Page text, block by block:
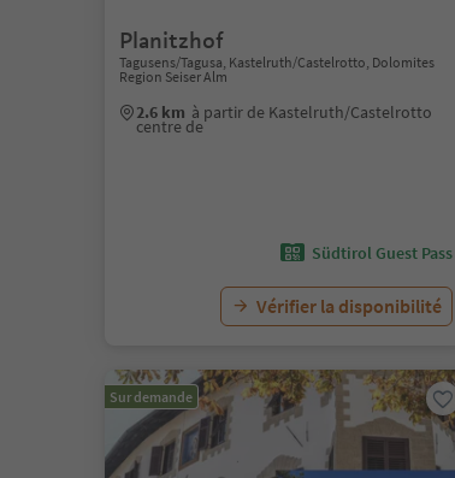
Planitzhof
Tagusens/Tagusa, Kastelruth/Castelrotto, Dolomites
Region Seiser Alm
2.6 km à partir de Kastelruth/Castelrotto
centre de
Südtirol Guest Pass
Vérifier la disponibilité
Sur demande